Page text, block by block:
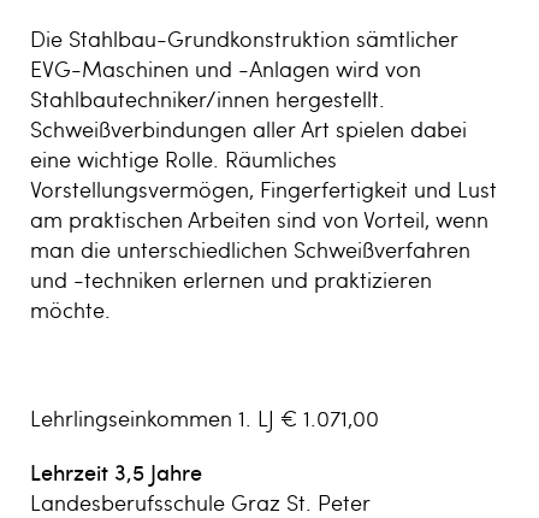
Die Stahlbau-Grundkonstruktion sämtlicher
EVG-Maschinen und -Anlagen wird von
Stahlbautechniker/innen hergestellt.
Schweißverbindungen aller Art spielen dabei
eine wichtige Rolle. Räumliches
Vorstellungsvermögen, Fingerfertigkeit und Lust
am praktischen Arbeiten sind von Vorteil, wenn
man die unterschiedlichen Schweißverfahren
und -techniken erlernen und praktizieren
möchte.
Lehrlingseinkommen 1. LJ € 1.071,00
Lehrzeit 3,5 Jahre
Landesberufsschule Graz St. Peter